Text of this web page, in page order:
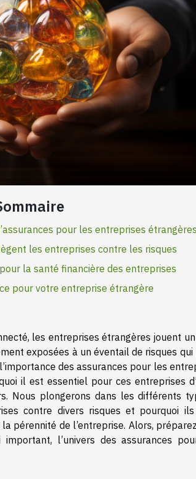
pour les entreprises étrangères
les entreprises contre les risques
la santé financière des entreprises
pour votre entreprise étrangère
les entreprises étrangères jouent
exposées à un éventail de risques
des assurances pour les
il est essentiel pour ces entreprises
Nous plongerons dans les différents
contre divers risques et pourquoi
pérennité de l’entreprise. Alors,
l’univers des assurances